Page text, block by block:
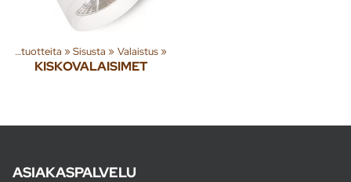
Tuoteryhmiä ja tuotteita ‪»Sisusta ‪» Valaistus‪»
KISKOVALAISIMET
ASIAKASPALVELU